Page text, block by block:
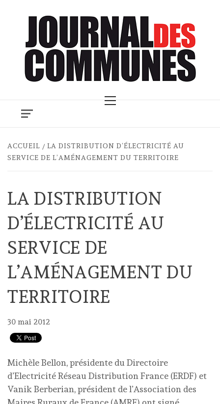
Menu
ACCUEIL
LA DISTRIBUTION D’ÉLECTRICITÉ AU
SERVICE DE L’AMÉNAGEMENT DU TERRITOIRE
LA DISTRIBUTION
D’ÉLECTRICITÉ AU
SERVICE DE
L’AMÉNAGEMENT DU
TERRITOIRE
30 mai 2012
Michèle Bellon, présidente du Directoire
d’Electricité Réseau Distribution France (ERDF) et
Vanik Berberian, président de l’Association des